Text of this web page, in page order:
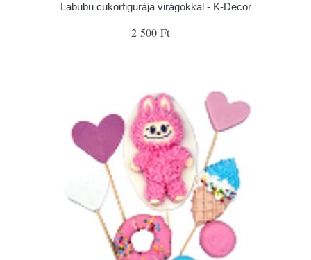
Labubu cukorfigurája virágokkal - K-Decor
2 500 Ft